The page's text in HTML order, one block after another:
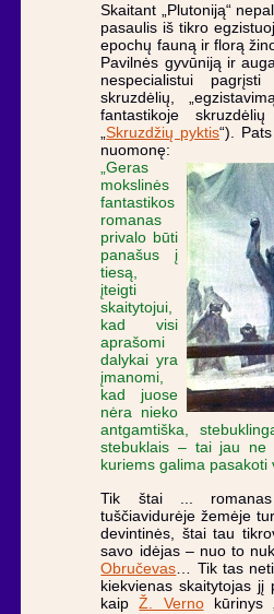
Skaitant „Plutoniją“
pasaulis iš tikro
epochų fauną ir florą
Pavilnės gyvūniją ir
nespecialistui
skruzdėlių,
fantastikoje
„Skruzdžių pyktis“).
nuomonę:
„Geras
mokslinės
fantastikos
romanas
privalo būti
panašus į
tiesą,
įteigti
skaitytojui,
kad visi
aprašomi
dalykai yra
įmanomi,
kad juose
nėra nieko
antgamtiška,
stebuklais – tai jau ne
kuriems galima pasakoti
Tik štai ... romanas
tuščiavidurėje žemėje
devintinės, štai tau
savo idėjas – nuo to
Obručevas … Tik tas
kiekvienas skaitytojas jį
kaipŽ. Vernokūrinys